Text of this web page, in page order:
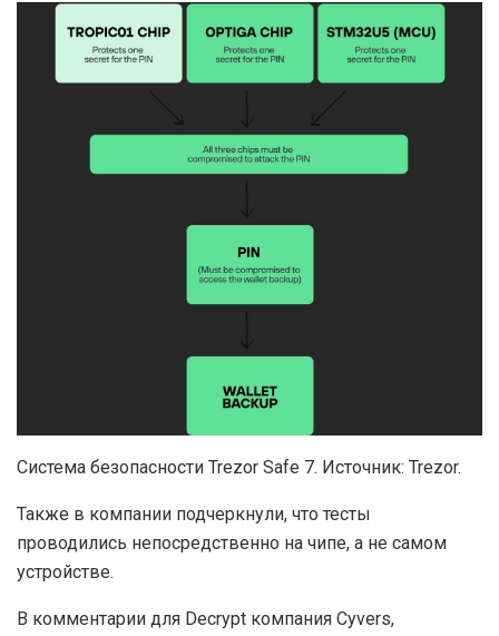
Система безопасности Trezor Safe 7. Источник: Trezor.
Также в компании подчеркнули, что тесты
проводились непосредственно на чипе, а не самом
устройстве.
В комментарии для Decrypt компания Cyvers,